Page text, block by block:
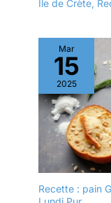
Île de Crète,
Mar
15
2025
Recette : pain